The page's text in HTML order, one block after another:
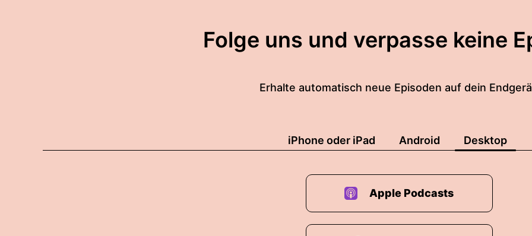
Folge uns und verpasse keine
Erhalte automatisch neue Episoden auf dein
iPhone oder iPad Android Desktop
Apple Podcasts